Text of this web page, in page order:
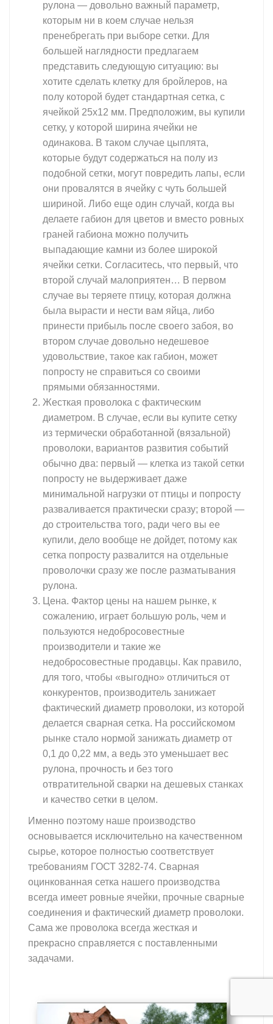
рулона — довольно важный параметр,
которым ни в коем случае нельзя
пренебрегать при выборе сетки. Для
большей наглядности предлагаем
представить следующую ситуацию: вы
хотите сделать клетку для бройлеров, на
полу которой будет стандартная сетка, с
ячейкой 25х12 мм. Предположим, вы купили
сетку, у которой ширина ячейки не
одинакова. В таком случае цыплята,
которые будут содержаться на полу из
подобной сетки, могут повредить лапы, если
они провалятся в ячейку с чуть большей
шириной. Либо еще один случай, когда вы
делаете габион для цветов и вместо ровных
граней габиона можно получить
выпадающие камни из более широкой
ячейки сетки. Согласитесь, что первый, что
второй случай малоприятен… В первом
случае вы теряете птицу, которая должна
была вырасти и нести вам яйца, либо
принести прибыль после своего забоя, во
втором случае довольно недешевое
удовольствие, такое как габион, может
попросту не справиться со своими
прямыми обязанностями.
Жесткая проволока с фактическим
диаметром. В случае, если вы купите сетку
из термически обработанной (вязальной)
проволоки, вариантов развития событий
обычно два: первый — клетка из такой сетки
попросту не выдерживает даже
минимальной нагрузки от птицы и попросту
разваливается практически сразу; второй —
до строительства того, ради чего вы ее
купили, дело вообще не дойдет, потому как
сетка попросту развалится на отдельные
проволочки сразу же после разматывания
рулона.
Цена. Фактор цены на нашем рынке, к
сожалению, играет большую роль, чем и
пользуются недобросовестные
производители и такие же
недобросовестные продавцы. Как правило,
для того, чтобы «выгодно» отличиться от
конкурентов, производитель занижает
фактический диаметр проволоки, из которой
делается сварная сетка. На российскомом
рынке стало нормой занижать диаметр от
0,1 до 0,22 мм, а ведь это уменьшает вес
рулона, прочность и без того
отвратительной сварки на дешевых станках
и качество сетки в целом.
Именно поэтому наше производство
основывается исключительно на качественном
сырье, которое полностью соответствует
требованиям ГОСТ 3282-74. Сварная
оцинкованная сетка нашего производства
всегда имеет ровные ячейки, прочные сварные
соединения и фактический диаметр проволоки.
Сама же проволока всегда жесткая и
прекрасно справляется с поставленными
задачами.